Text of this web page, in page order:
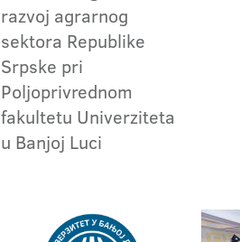
razvoj agrarnog
sektora Republike
Srpske pri
Poljoprivrednom
fakultetu Univerziteta
u Banjoj Luci